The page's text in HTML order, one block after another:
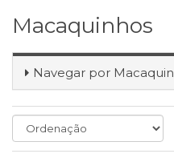
Macaquinhos
Navegar por